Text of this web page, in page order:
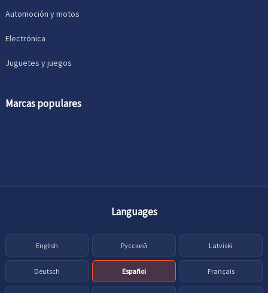
Automoción y motos
Electrónica
Juguetes y juegos
Marcas populares
Languages
English Русский Latviski
Deutsch Español Français